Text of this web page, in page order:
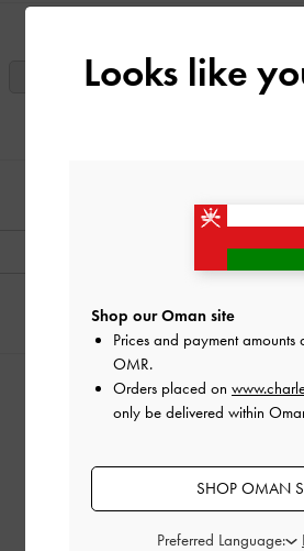
37
38
39
غير متوفر
العناية
Looks like
Shop our Oman site
Prices and payment amounts
OMR.
Orders placed on
only be delivered within
SHOP OMAN
Preferred Language: